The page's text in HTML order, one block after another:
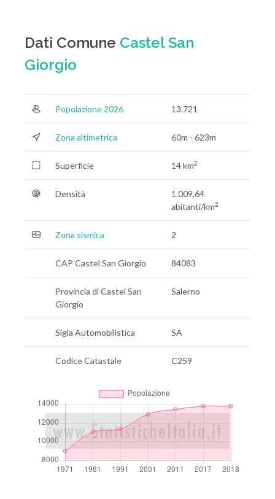
Dati Comune Castel San
Giorgio
Popolazione 2026 13.721
Zona altimetrica 60m - 623m
Superficie 14 km2
Densità
1.009,64
abitanti/km2
Zona sismica 2
CAP Castel San Giorgio 84083
Provincia di Castel San
Giorgio
Salerno
Sigla Automobilistica SA
Codice Catastale C259